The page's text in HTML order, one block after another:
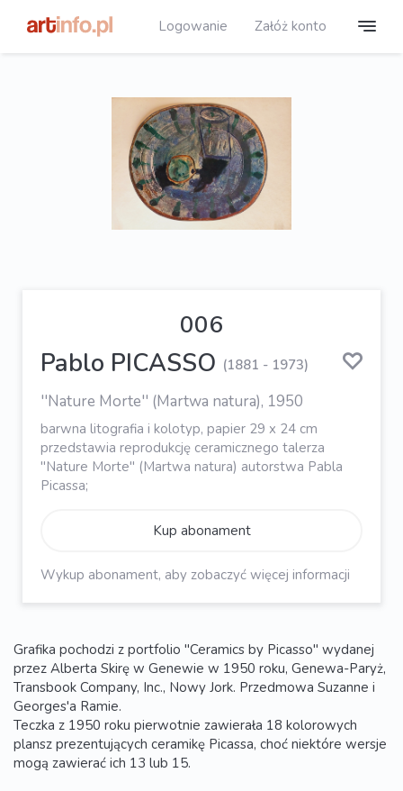
Logowanie Załóż konto
006
Pablo PICASSO (1881 - 1973)
''Nature Morte'' (Martwa natura), 1950
barwna litografia i kolotyp, papier 29 x 24 cm
przedstawia reprodukcję ceramicznego talerza
''Nature Morte'' (Martwa natura) autorstwa Pabla
Picassa;
Kup abonament
Wykup abonament, aby zobaczyć więcej informacji
Grafika pochodzi z portfolio "Ceramics by Picasso" wydanej
przez Alberta Skirę w Genewie w 1950 roku, Genewa-Paryż,
Transbook Company, Inc., Nowy Jork. Przedmowa Suzanne i
Georges'a Ramie.
Teczka z 1950 roku pierwotnie zawierała 18 kolorowych
plansz prezentujących ceramikę Picassa, choć niektóre wersje
mogą zawierać ich 13 lub 15.